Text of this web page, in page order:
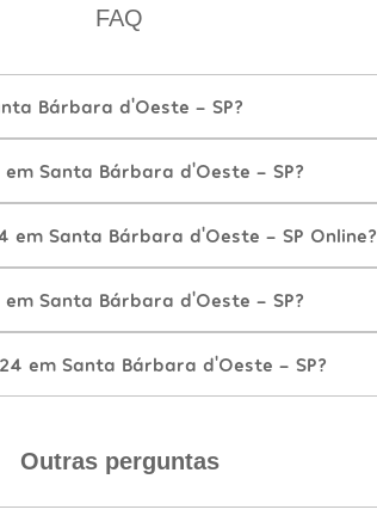
FAQ
Bárbara d'Oeste - SP?
Santa Bárbara d'Oeste - SP?
em Santa Bárbara d'Oeste - SP Online?
Santa Bárbara d'Oeste - SP?
em Santa Bárbara d'Oeste - SP?
Outras perguntas